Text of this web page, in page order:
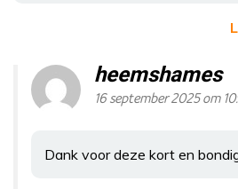
heemshames
16 september 2025 om
Dank voor deze kort en